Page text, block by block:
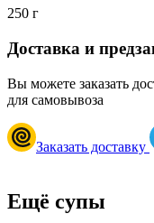
250 г
Доставка и
Вы можете заказать
для самовывоза
Заказать доставку
Ещё супы